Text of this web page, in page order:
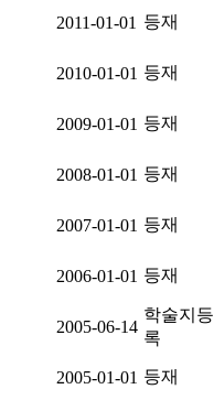
2011-01-01 등재
2010-01-01 등재
2009-01-01 등재
2008-01-01 등재
2007-01-01 등재
2006-01-01 등재
2005-06-14
학술지등
록
2005-01-01 등재